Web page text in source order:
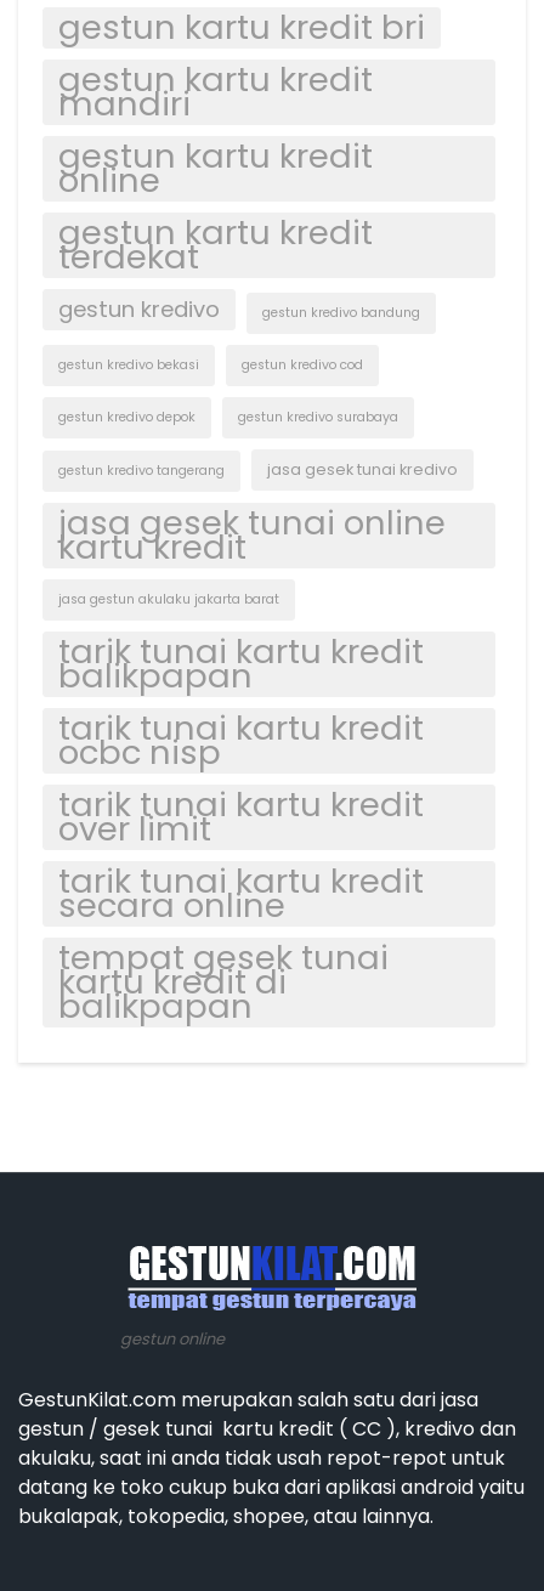
gestun kartu kredit bri
gestun kartu kredit
mandiri
gestun kartu kredit
online
gestun kartu kredit
terdekat
gestun kredivo gestun kredivo bandung
gestun kredivo bekasi gestun kredivo cod
gestun kredivo depok gestun kredivo surabaya
gestun kredivo tangerang jasa gesek tunai kredivo
jasa gesek tunai online
kartu kredit
jasa gestun akulaku jakarta barat
tarik tunai kartu kredit
balikpapan
tarik tunai kartu kredit
ocbc nisp
tarik tunai kartu kredit
over limit
tarik tunai kartu kredit
secara online
tempat gesek tunai
kartu kredit di
balikpapan
gestun online
GestunKilat.com merupakan salah satu dari jasa
gestun / gesek tunai kartu kredit ( CC ), kredivo dan
akulaku, saat ini anda tidak usah repot-repot untuk
datang ke toko cukup buka dari aplikasi android yaitu
bukalapak, tokopedia, shopee, atau lainnya.